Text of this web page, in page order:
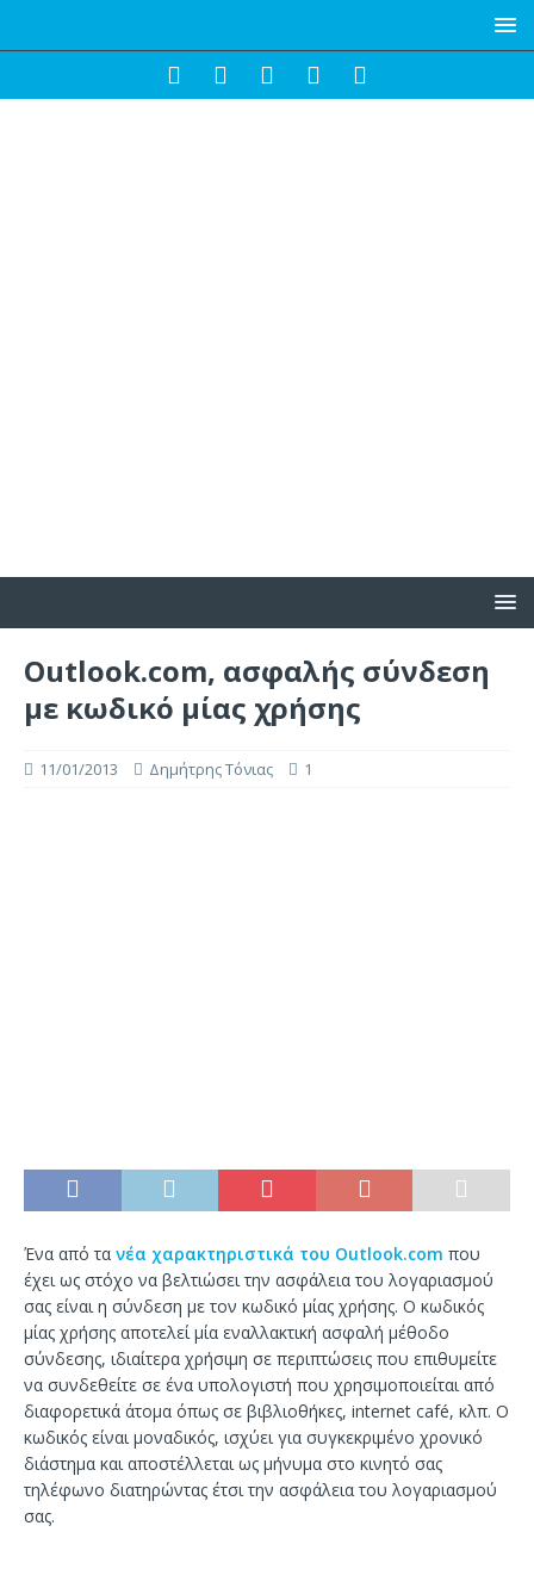
Outlook.com, ασφαλής σύνδεση
με κωδικό μίας χρήσης
11/01/2013 Δημήτρης Τόνιας 1
Ένα από τα νέα χαρακτηριστικά του Outlook.com που
έχει ως στόχο να βελτιώσει την ασφάλεια του λογαριασμού
σας είναι η σύνδεση με τον κωδικό μίας χρήσης. Ο κωδικός
μίας χρήσης αποτελεί μία εναλλακτική ασφαλή μέθοδο
σύνδεσης, ιδιαίτερα χρήσιμη σε περιπτώσεις που επιθυμείτε
να συνδεθείτε σε ένα υπολογιστή που χρησιμοποιείται από
διαφορετικά άτομα όπως σε βιβλιοθήκες, internet café, κλπ. Ο
κωδικός είναι μοναδικός, ισχύει για συγκεκριμένο χρονικό
διάστημα και αποστέλλεται ως μήνυμα στο κινητό σας
τηλέφωνο διατηρώντας έτσι την ασφάλεια του λογαριασμού
σας.